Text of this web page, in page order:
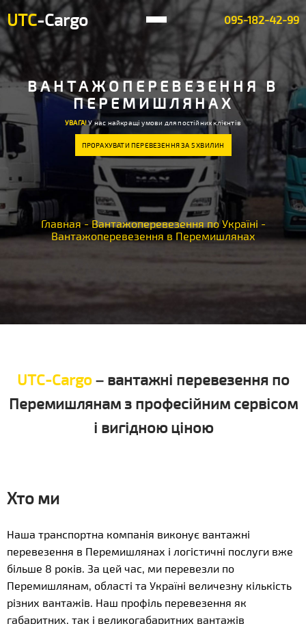
UTC-Cargo 095-182-42-99
ВАНТАЖОПЕРЕВЕЗЕННЯ В
ПЕРЕМИШЛЯНАХ
УВАГА!У нас найкращі умови для постійних клієнтів
ПРОРАХУВАТИ ПЕРЕВЕЗЕННЯ ЗА 5 ХВИЛИН
Главная - Вантажоперевезення по Україні -
Вантажоперевезення в Перемишлянах
UTC-Cargo– вантажні перевезення по
Перемишлянам з професійним сервісом
і вигідною ціною
Хто ми
Наша транспортна компанія виконує вантажні
перевезення в Перемишлянах і логістичні послуги вже
більше 8 років. За цей час, ми перевезли по
Перемишлянам, області та Україні величезну кількість
різних вантажів. Наш профіль перевезення як
габаритних, так і великогабаритних вантажів